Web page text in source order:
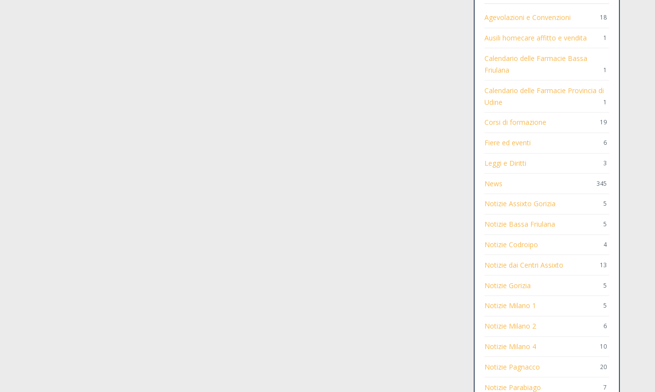
Agevolazioni e Convenzioni 18
Ausili homecare affitto e vendita 1
Calendario delle Farmacie Bassa
Friulana
1
Calendario delle Farmacie Provincia di
Udine
1
Corsi di formazione 19
Fiere ed eventi 6
Leggi e Diritti 3
News 345
Notizie Assixto Gorizia 5
Notizie Bassa Friulana 5
Notizie Codroipo 4
Notizie dai Centri Assixto 13
Notizie Gorizia 5
Notizie Milano 1 5
Notizie Milano 2 6
Notizie Milano 4 10
Notizie Pagnacco 20
Notizie Parabiago 7